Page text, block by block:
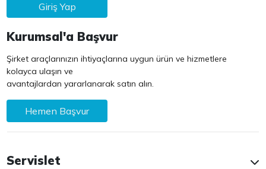
Giriş Yap
Kurumsal'a Başvur
Şirket araçlarınızın ihtiyaçlarına uygun ürün ve hizmetlere
kolayca ulaşın ve
avantajlardan yararlanarak satın alın.
Hemen Başvur
Servislet